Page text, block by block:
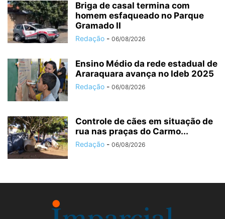
Briga de casal termina com
homem esfaqueado no Parque
Gramado II
Redação - 06/08/2026
Ensino Médio da rede estadual de
Araraquara avança no Ideb 2025
Redação - 06/08/2026
Controle de cães em situação de
rua nas praças do Carmo...
Redação - 06/08/2026